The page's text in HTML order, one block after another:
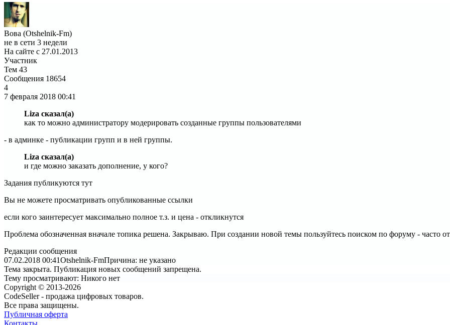
Вова (Otshelnik-Fm)
не в сети 3 недели
На сайте с 27.01.2013
Участник
Тем 43
Сообщения 18654
4
7 февраля 2018 00:41
Liza сказал(а)
как то можно администратору модерировать созданные группы пользователями
- в админке - публикации групп и в ней группы.
Liza сказал(а)
и где можно заказать дополнение, у кого?
Задания публикуются тут
Вы не можете просматривать опубликованные ссылки
если кого заинтересует максимально полное т.з. и цена - откликнутся
Проблема обозначенная вначале топика решена. Закрываю. При создании новой темы пользуйтесь поиском по форуму - часто
Редакции сообщения
07.02.2018 00:41Otshelnik-FmПричина: не указано
Тема закрыта. Публикация новых сообщений запрещена.
Тему просматривают: Никого нет
Copyright © 2013-2026
CodeSeller - продажа цифровых товаров.
Все права защищены.
Публичная оферта
Контакты